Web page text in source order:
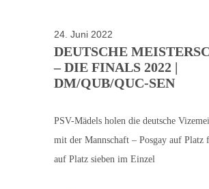
24. Juni 2022
DEUTSCHE
– DIE FINALS 2022 |
DM/QUB/QUC-SEN
PSV-Mädels holen die deutsche
mit der Mannschaft – Posgay auf Platz
auf Platz sieben im Einzel